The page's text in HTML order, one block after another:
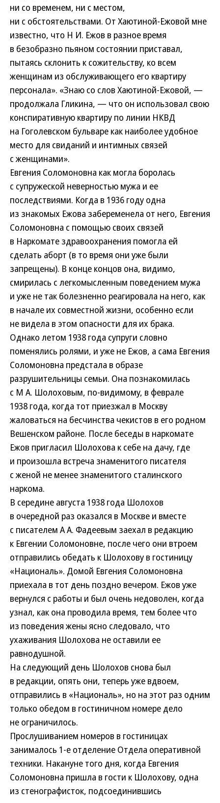
ни со временем, ни с местом,
ни с обстоятельствами. От Хаютиной-Ежовой мне
известно, что Н И. Ежов в разное время
в безобразно пьяном состоянии приставал,
пытаясь склонить к сожительству, ко всем
женщинам из обслуживающего его квартиру
персонала». «Знаю со слов Хаютиной-Ежовой, —
продолжала Гликина, — что он использовал свою
конспиративную квартиру по линии НКВД
на Гоголевском бульваре как наиболее удобное
место для свиданий и интимных связей
с женщинами».
Евгения Соломоновна как могла боролась
с супружеской неверностью мужа и ее
последствиями. Когда в 1936 году одна
из знакомых Ежова забеременела от него, Евгения
Соломоновна с помощью своих связей
в Наркомате здравоохранения помогла ей
сделать аборт (в то время они уже были
запрещены). В конце концов она, видимо,
смирилась с легкомысленным поведением мужа
и уже не так болезненно реагировала на него, как
в начале их совместной жизни, особенно если
не видела в этом опасности для их брака.
Однако летом 1938 года супруги словно
поменялись ролями, и уже не Ежов, а сама Евгения
Соломоновна предстала в образе
разрушительницы семьи. Она познакомилась
с М А. Шолоховым, по-видимому, в феврале
1938 года, когда тот приезжал в Москву
жаловаться на бесчинства чекистов в его родном
Вешенском районе. После беседы в наркомате
Ежов пригласил Шолохова к себе на дачу, где
и произошла встреча знаменитого писателя
с женой не менее знаменитого сталинского
наркома.
В середине августа 1938 года Шолохов
в очередной раз оказался в Москве и вместе
с писателем А А. Фадеевым заехал в редакцию
к Евгении Соломоновне, после чего они втроем
отправились обедать к Шолохову в гостиницу
«Националь». Домой Евгения Соломоновна
приехала в тот день поздно вечером. Ежов уже
вернулся с работы и был очень недоволен, когда
узнал, как она проводила время, тем более что
из поведения жены ясно следовало, что
ухаживания Шолохова не оставили ее
равнодушной.
На следующий день Шолохов снова был
в редакции, опять они, теперь уже вдвоем,
отправились в «Националь», но на этот раз одним
только обедом в гостиничном номере дело
не ограничилось.
Прослушиванием номеров в гостиницах
занималось 1-е отделение Отдела оперативной
техники. Накануне того дня, когда Евгения
Соломоновна пришла в гости к Шолохову, одна
из стенографисток, подсоединившись